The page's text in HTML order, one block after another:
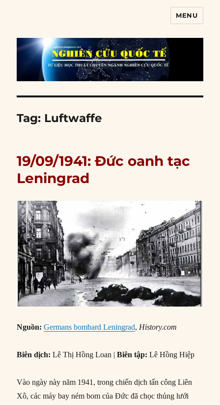
MENU
Tag: Luftwaffe
19/09/1941: Đức oanh tạc
Leningrad
Nguồn:Germans bombard Leningrad, History.com
Biên dịch: Lê Thị Hồng Loan |Biên tập:Lê Hồng Hiệp
Vào ngày này năm 1941, trong chiến dịch tấn công Liên
Xô, các máy bay ném bom của Đức đã chọc thủng lưới